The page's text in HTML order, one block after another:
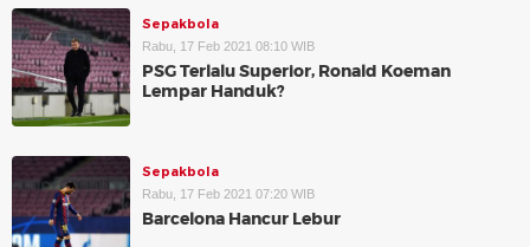
Sepakbola
Rabu, 17 Feb 2021 08:10 WIB
PSG Terlalu Superior, Ronald Koeman
Lempar Handuk?
Sepakbola
Rabu, 17 Feb 2021 07:20 WIB
Barcelona Hancur Lebur